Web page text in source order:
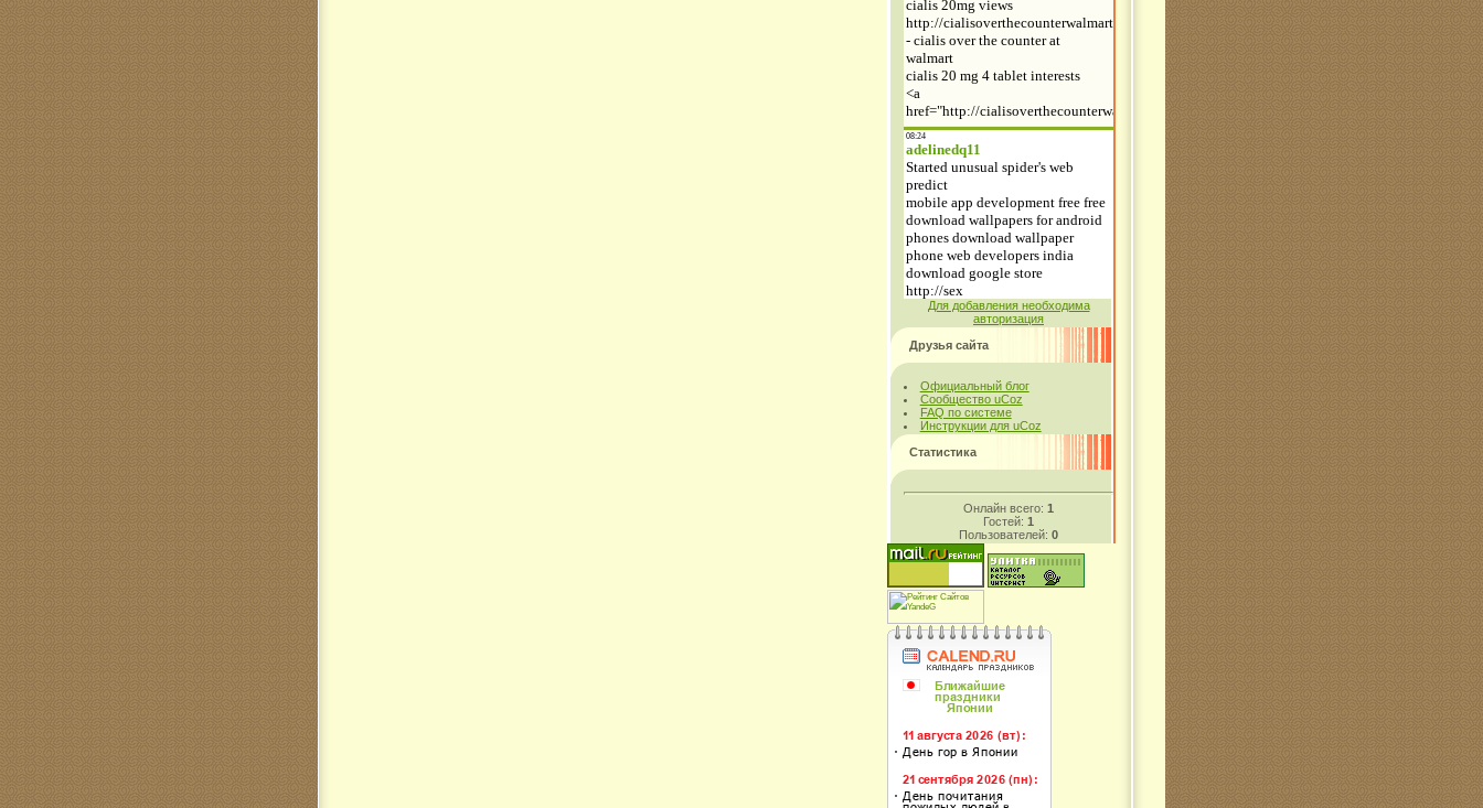
Для добавления необходима
авторизация
Друзья сайта
Официальный блог
Сообщество uCoz
FAQ по системе
Инструкции для uCoz
Статистика
Онлайн всего: 1
Гостей: 1
Пользователей: 0